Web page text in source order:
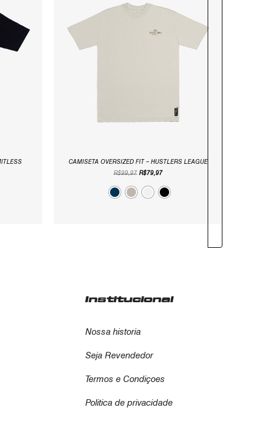
CAMISETA OVERSIZED FIT – HUSTLERS LEAGUE
R$99,97
ERA:
R$79,97
R$79,97.
Institucional
Nossa historia
Seja Revendedor
Termos e Condiçoes
Politica de privacidade